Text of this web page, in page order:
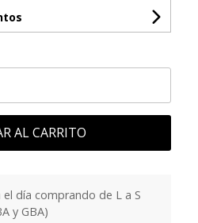
AL CARRITO
día comprando de L a S
y GBA)